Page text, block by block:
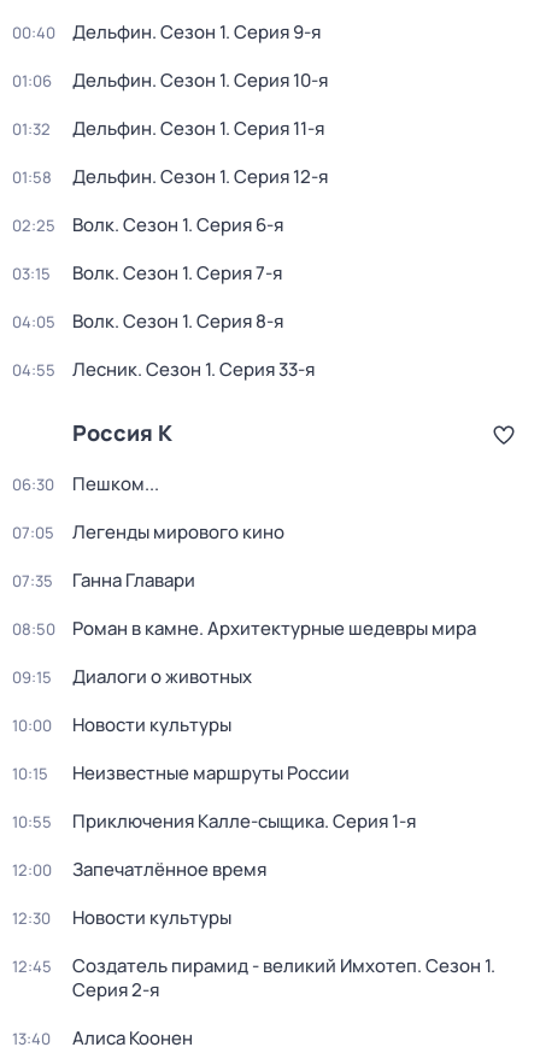
00:40 Дельфин. Сезон 1. Серия 9-я
01:06 Дельфин. Сезон 1. Серия 10-я
01:32 Дельфин. Сезон 1. Серия 11-я
01:58 Дельфин. Сезон 1. Серия 12-я
02:25 Волк. Сезон 1. Серия 6-я
03:15 Волк. Сезон 1. Серия 7-я
04:05 Волк. Сезон 1. Серия 8-я
04:55 Лесник. Сезон 1. Серия 33-я
Россия К
06:30 Пешком...
07:05 Легенды мирового кино
07:35 Ганна Главари
08:50 Роман в камне. Архитектурные шедевры мира
09:15 Диалоги о животных
10:00 Новости культуры
10:15 Неизвестные маршруты России
10:55 Приключения Калле-сыщика. Серия 1-я
12:00 Запечатлённое время
12:30 Новости культуры
12:45 Создатель пирамид - великий Имхотеп. Сезон 1.
Серия 2-я
13:40 Алиса Коонен